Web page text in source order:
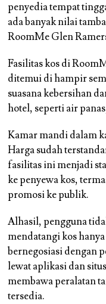
penyedia tempat
ada banyak nilai
RoomMe Glen
Fasilitas kos di
ditemui di hampir
suasana kebersihan
hotel, seperti air
Kamar mandi dalam
Harga sudah
fasilitas ini menjadi
ke penyewa kos,
promosi ke publik.
Alhasil, pengguna
mendatangi kos
bernegosiasi dengan
lewat aplikasi dan
membawa peralatan
tersedia.